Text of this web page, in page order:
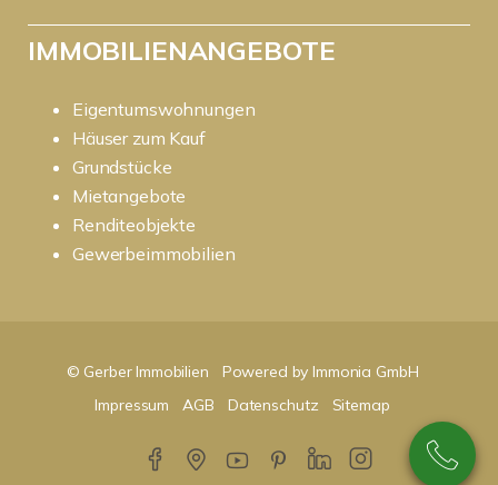
IMMOBILIENANGEBOTE
Eigentumswohnungen
Häuser zum Kauf
Grundstücke
Mietangebote
Renditeobjekte
Gewerbeimmobilien
© Gerber Immobilien
Powered by Immonia GmbH
Impressum
AGB Datenschutz Sitemap